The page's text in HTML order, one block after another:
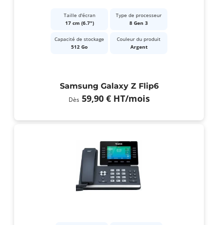
Taille d'écran
17 cm (6.7")
Type de processeur
8 Gen 3
Capacité de stockage
512 Go
Couleur du produit
Argent
Samsung Galaxy Z Flip6
Dès 59,90 € HT/mois